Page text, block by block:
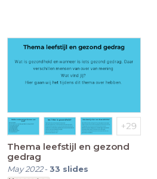
Thema leefstijl en gezond
gedrag
May 2022-33 slides